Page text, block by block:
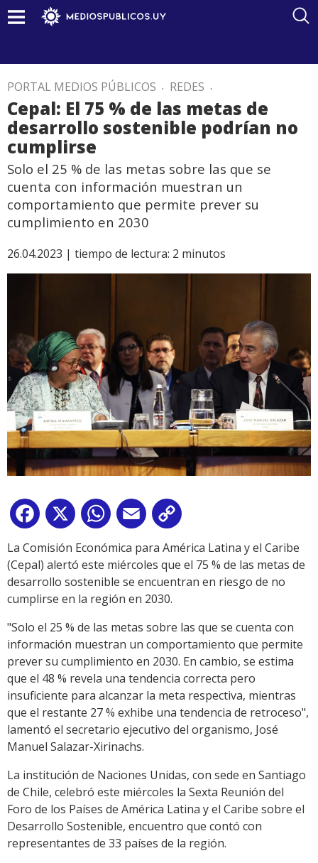
PORTAL MEDIOS PÚBLICOS . REDES .
Cepal: El 75 % de las metas de
desarrollo sostenible podrían no
cumplirse
Solo el 25 % de las metas sobre las que se
cuenta con información muestran un
comportamiento que permite prever su
cumplimiento en 2030
26.04.2023 | tiempo de lectura: 2 minutos
Facebook
X WhatsApp
Email
Link
La Comisión Económica para América Latina y el Caribe
(Cepal) alertó este miércoles que el 75 % de las metas de
desarrollo sostenible se encuentran en riesgo de no
cumplirse en la región en 2030.
"Solo el 25 % de las metas sobre las que se cuenta con
información muestran un comportamiento que permite
prever su cumplimiento en 2030. En cambio, se estima
que el 48 % revela una tendencia correcta pero
insuficiente para alcanzar la meta respectiva, mientras
que el restante 27 % exhibe una tendencia de retroceso",
lamentó el secretario ejecutivo del organismo, José
Manuel Salazar-Xirinachs.
La institución de Naciones Unidas, con sede en Santiago
de Chile, celebró este miércoles la Sexta Reunión del
Foro de los Países de América Latina y el Caribe sobre el
Desarrollo Sostenible, encuentro que contó con
representantes de 33 países de la región.